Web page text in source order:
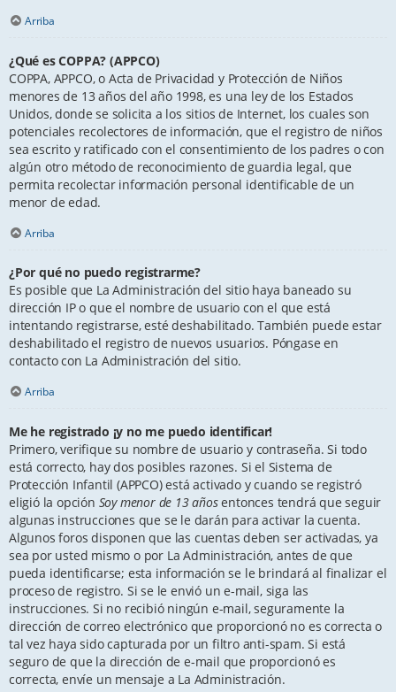
Arriba
¿Qué es COPPA? (APPCO)
COPPA, APPCO, o Acta de Privacidad y Protección de Niños
menores de 13 años del año 1998, es una ley de los Estados
Unidos, donde se solicita a los sitios de Internet, los cuales son
potenciales recolectores de información, que el registro de niños
sea escrito y ratificado con el consentimiento de los padres o con
algún otro método de reconocimiento de guardia legal, que
permita recolectar información personal identificable de un
menor de edad.
Arriba
¿Por qué no puedo registrarme?
Es posible que La Administración del sitio haya baneado su
dirección IP o que el nombre de usuario con el que está
intentando registrarse, esté deshabilitado. También puede estar
deshabilitado el registro de nuevos usuarios. Póngase en
contacto con La Administración del sitio.
Arriba
Me he registrado ¡y no me puedo identificar!
Primero, verifique su nombre de usuario y contraseña. Si todo
está correcto, hay dos posibles razones. Si el Sistema de
Protección Infantil (APPCO) está activado y cuando se registró
eligió la opción Soy menor de 13 añosentonces tendrá que seguir
algunas instrucciones que se le darán para activar la cuenta.
Algunos foros disponen que las cuentas deben ser activadas, ya
sea por usted mismo o por La Administración, antes de que
pueda identificarse; esta información se le brindará al finalizar el
proceso de registro. Si se le envió un e-mail, siga las
instrucciones. Si no recibió ningún e-mail, seguramente la
dirección de correo electrónico que proporcionó no es correcta o
tal vez haya sido capturada por un filtro anti-spam. Si está
seguro de que la dirección de e-mail que proporcionó es
correcta, envíe un mensaje a La Administración.